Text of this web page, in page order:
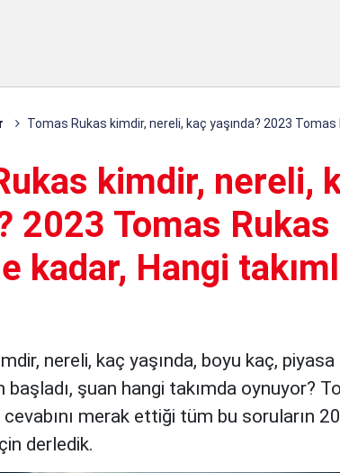
Tomas Rukas kimdir, nereli, kaç yaşında? 2023
kimdir, nereli,
2023 Tomas
kadar, Hangi
nereli, kaç yaşında, boyu kaç, piyasa
şuan hangi takımda oynuyor?
merak ettiği tüm bu soruların
derledik.